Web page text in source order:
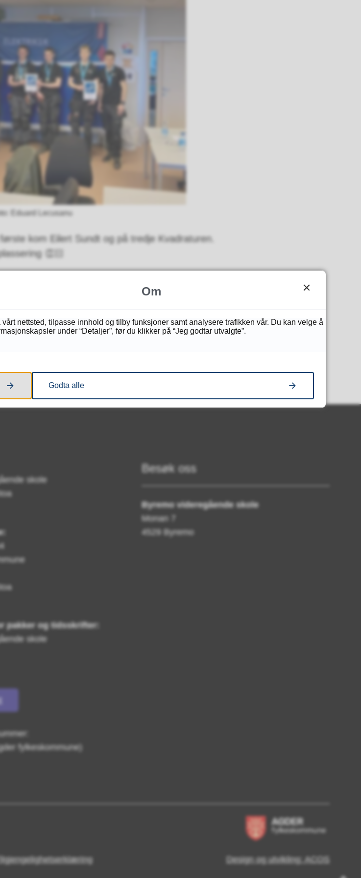
Eduard Lecusanu
kom Eilert Sundt og på tredje Kvadraturen.
👏🏻
det du lette etter?
skole
pakker og tidsskrifter:
skole
fylkeskommune)
Besøk oss
Byremo videregående skole
Monan 7
4529 Byremo
Design og utvikling: ACOS
Tilgjengelighetserklæring
Om
nettsted, tilpasse innhold og tilby funksjoner samt analysere trafikken vår. Du kan velge å
under “Detaljer”, før du klikker på “Jeg godtar utvalgte”.
Godta alle